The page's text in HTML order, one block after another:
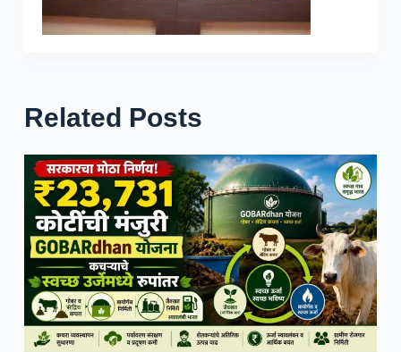
Related Posts